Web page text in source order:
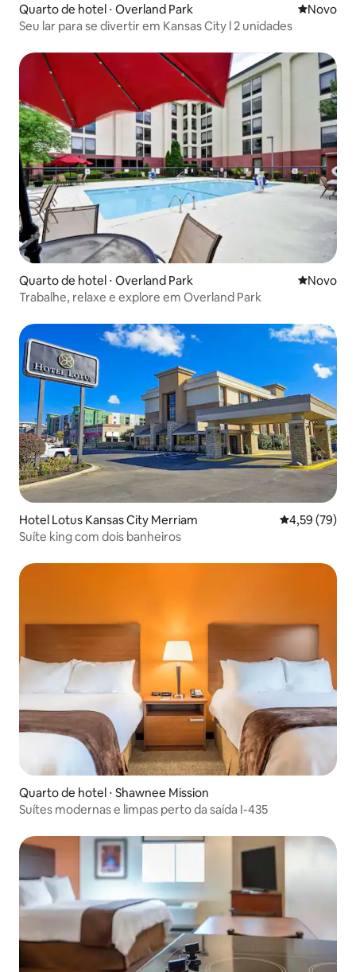
Quarto de hotel ⋅ Overland Park Novo
Novo
Seu lar para se divertir em Kansas City l 2 unidades
Quarto de hotel ⋅ Overland Park Novo
Novo
Trabalhe, relaxe e explore em Overland Park
Hotel Lotus Kansas City Merriam 4,59 de uma
4,59 (79)
Suíte king com dois banheiros
Quarto de hotel ⋅ Shawnee Mission
Suítes modernas e limpas perto da saída I-435